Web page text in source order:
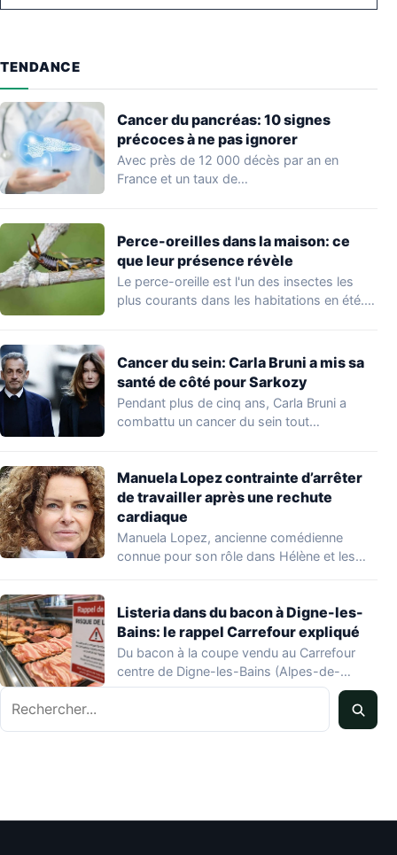
TENDANCE
Cancer du pancréas: 10 signes
précoces à ne pas ignorer
Avec près de 12 000 décès par an en
France et un taux de…
Perce-oreilles dans la maison: ce
que leur présence révèle
Le perce-oreille est l'un des insectes les
plus courants dans les habitations en été.…
Cancer du sein: Carla Bruni a mis sa
santé de côté pour Sarkozy
Pendant plus de cinq ans, Carla Bruni a
combattu un cancer du sein tout…
Manuela Lopez contrainte d’arrêter
de travailler après une rechute
cardiaque
Manuela Lopez, ancienne comédienne
connue pour son rôle dans Hélène et les
Listeria dans du bacon à Digne-les-
Bains: le rappel Carrefour expliqué
Du bacon à la coupe vendu au Carrefour
centre de Digne-les-Bains (Alpes-de-
Haute-Provence) fait l'objet…